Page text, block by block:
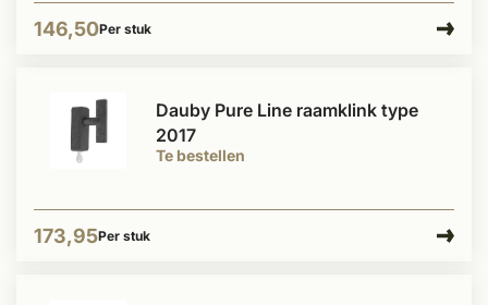
146,50Per stuk
Te bestellen
Dauby Pure Line raamklink type
2017
173,95Per stuk